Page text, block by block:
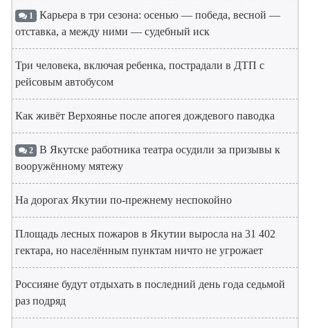
1 Карьера в три сезона: осенью — победа, весной —
отставка, а между ними — судебный иск
Три человека, включая ребенка, пострадали в ДТП с
рейсовым автобусом
Как живёт Верхоянье после апогея дождевого паводка
2 В Якутске работника театра осудили за призывы к
вооружённому мятежу
На дорогах Якутии по-прежнему неспокойно
Площадь лесных пожаров в Якутии выросла на 31 402
гектара, но населённым пунктам ничто не угрожает
Россияне будут отдыхать в последний день года седьмой
раз подряд